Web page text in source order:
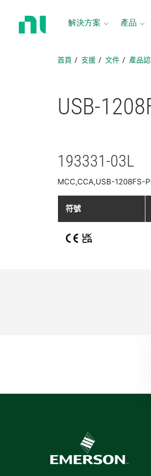
解決方案 產品
首頁 支援 文件 產品
USB-
193331-03L
MCC,CCA,USB-1208FS-
符號